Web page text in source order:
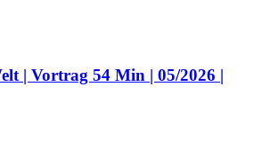
| Vortrag 54 Min | 05/2026 |